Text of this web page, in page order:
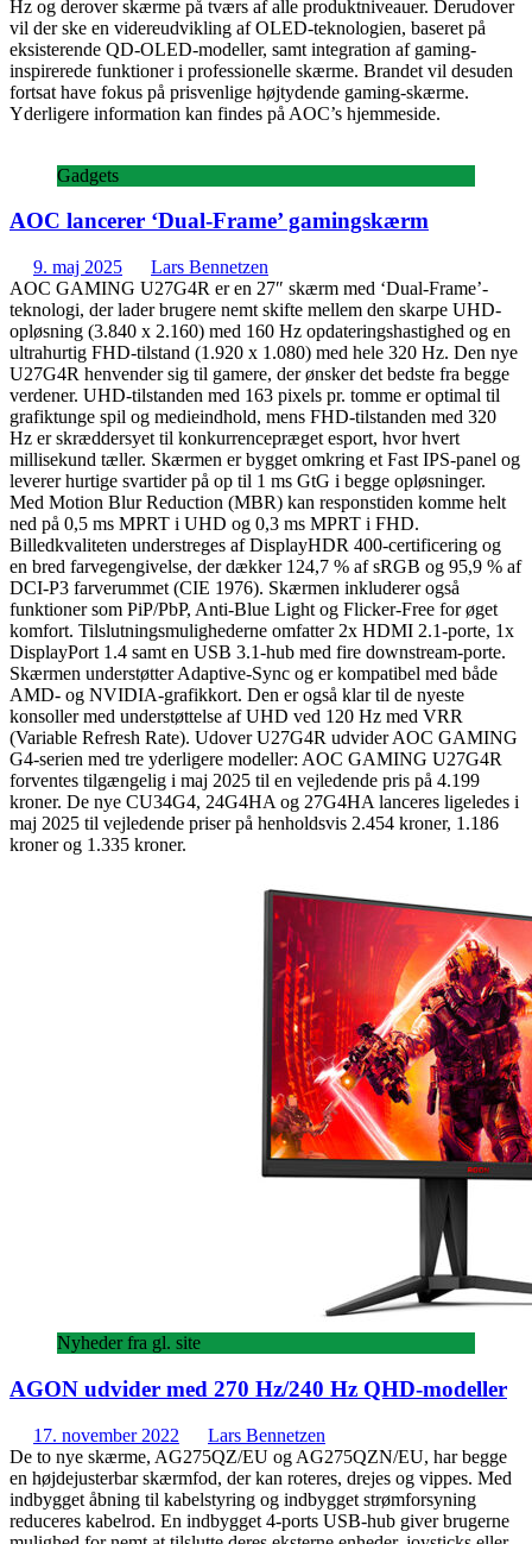
Hz og derover skærme på tværs af alle produktniveauer. Derudover
vil der ske en videreudvikling af OLED-teknologien, baseret på
eksisterende QD-OLED-modeller, samt integration af gaming-
inspirerede funktioner i professionelle skærme. Brandet vil desuden
fortsat have fokus på prisvenlige højtydende gaming-skærme.
Yderligere information kan findes på AOC’s hjemmeside.
Gadgets
AOC lancerer ‘Dual-Frame’ gamingskærm
9. maj 2025
Lars Bennetzen
AOC GAMING U27G4R er en 27″ skærm med ‘Dual-Frame’-
teknologi, der lader brugere nemt skifte mellem den skarpe UHD-
opløsning (3.840 x 2.160) med 160 Hz opdateringshastighed og en
ultrahurtig FHD-tilstand (1.920 x 1.080) med hele 320 Hz. Den nye
U27G4R henvender sig til gamere, der ønsker det bedste fra begge
verdener. UHD-tilstanden med 163 pixels pr. tomme er optimal til
grafiktunge spil og medieindhold, mens FHD-tilstanden med 320
Hz er skræddersyet til konkurrencepræget esport, hvor hvert
millisekund tæller. Skærmen er bygget omkring et Fast IPS-panel og
leverer hurtige svartider på op til 1 ms GtG i begge opløsninger.
Med Motion Blur Reduction (MBR) kan responstiden komme helt
ned på 0,5 ms MPRT i UHD og 0,3 ms MPRT i FHD.
Billedkvaliteten understreges af DisplayHDR 400-certificering og
en bred farvegengivelse, der dækker 124,7 % af sRGB og 95,9 % af
DCI-P3 farverummet (CIE 1976). Skærmen inkluderer også
funktioner som PiP/PbP, Anti-Blue Light og Flicker-Free for øget
komfort. Tilslutningsmulighederne omfatter 2x HDMI 2.1-porte, 1x
DisplayPort 1.4 samt en USB 3.1-hub med fire downstream-porte.
Skærmen understøtter Adaptive-Sync og er kompatibel med både
AMD- og NVIDIA-grafikkort. Den er også klar til de nyeste
konsoller med understøttelse af UHD ved 120 Hz med VRR
(Variable Refresh Rate). Udover U27G4R udvider AOC GAMING
G4-serien med tre yderligere modeller: AOC GAMING U27G4R
forventes tilgængelig i maj 2025 til en vejledende pris på 4.199
kroner. De nye CU34G4, 24G4HA og 27G4HA lanceres ligeledes i
maj 2025 til vejledende priser på henholdsvis 2.454 kroner, 1.186
kroner og 1.335 kroner.
Nyheder fra gl. site
AGON udvider med 270 Hz/240 Hz QHD-modeller
17. november 2022
Lars Bennetzen
De to nye skærme, AG275QZ/EU og AG275QZN/EU, har begge
en højdejusterbar skærmfod, der kan roteres, drejes og vippes. Med
indbygget åbning til kabelstyring og indbygget strømforsyning
reduceres kabelrod. En indbygget 4-ports USB-hub giver brugerne